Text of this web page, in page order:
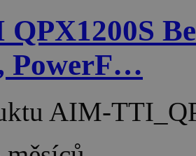
PowerF…
AIM-